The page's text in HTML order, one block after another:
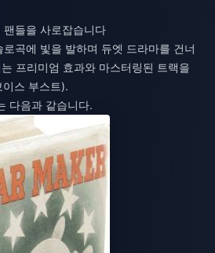
팬들을 사로잡습니다
곡에 빛을 발하며 듀엣 드라마를 건너
프리미엄 효과와 마스터링된 트랙을
스 부스트).
다음과 같습니다.